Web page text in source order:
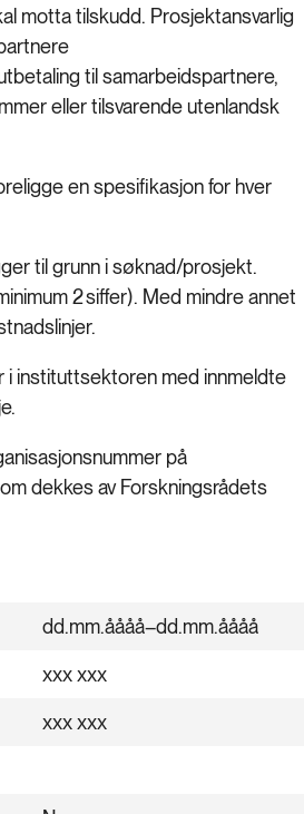
motta tilskudd. Prosjektansvarlig
til samarbeidspartnere,
eller tilsvarende utenlandsk
en spesifikasjon for hver
til grunn i søknad/prosjekt.
2 siffer). Med mindre annet
i instituttsektoren med innmeldte
på
dekkes av Forskningsrådets
dd.mm.åååå–dd.mm.åååå
xxx xxx
xxx xxx